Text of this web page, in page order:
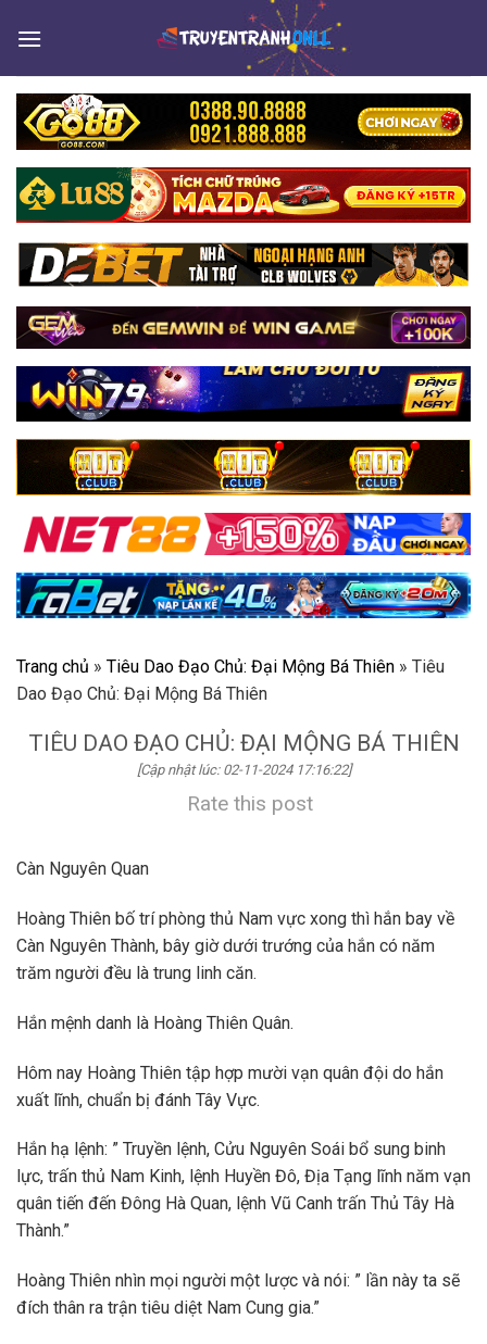
Trang chủ » Tiêu Dao Đạo Chủ: Đại Mộng Bá Thiên » Tiêu
Dao Đạo Chủ: Đại Mộng Bá Thiên
TIÊU DAO ĐẠO CHỦ: ĐẠI MỘNG BÁ THIÊN
[Cập nhật lúc: 02-11-2024 17:16:22]
Rate this post
Càn Nguyên Quan
Hoàng Thiên bố trí phòng thủ Nam vực xong thì hắn bay về
Càn Nguyên Thành, bây giờ dưới trướng của hắn có năm
trăm người đều là trung linh căn.
Hắn mệnh danh là Hoàng Thiên Quân.
Hôm nay Hoàng Thiên tập hợp mười vạn quân đội do hắn
xuất lĩnh, chuẩn bị đánh Tây Vực.
Hắn hạ lệnh: ” Truyền lệnh, Cửu Nguyên Soái bổ sung binh
lực, trấn thủ Nam Kinh, lệnh Huyền Đô, Địa Tạng lĩnh năm vạn
quân tiến đến Đông Hà Quan, lệnh Vũ Canh trấn Thủ Tây Hà
Thành.”
Hoàng Thiên nhìn mọi người một lược và nói: ” lần này ta sẽ
đích thân ra trận tiêu diệt Nam Cung gia.”